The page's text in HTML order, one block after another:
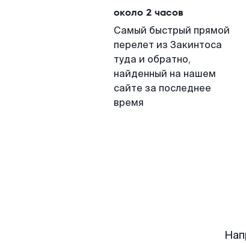
около 2 часов
Самый быстрый прямой
перелет из Закинтоса
туда и обратно,
найденный на нашем
сайте за последнее
время